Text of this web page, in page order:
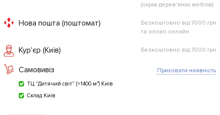
(окрім дерев'яних меблів)
Нова пошта (поштомат)
Безкоштовно від 7000 грн
та оплаті онлайн
Кур'єр (Київ) Безкоштовно від 7000 грн
Самовивіз
ТЦ "Дитячий світ" (>1400 м²) Київ
Склад Київ
Приховати наявність